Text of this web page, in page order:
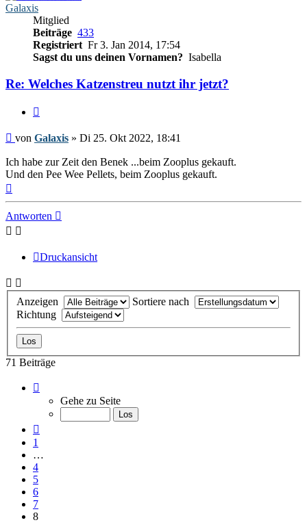
Galaxis
Mitglied
Beiträge 433
Registriert Fr 3. Jan 2014, 17:54
Sagst du uns deinen Vornamen? Isabella
Re: Welches Katzenstreu nutzt ihr jetzt?
Beitrag
von Galaxis » Di 25. Okt 2022, 18:41
Ich habe zur Zeit den Benek ...beim Zooplus gekauft.
Und den Pee Wee Pellets, beim Zooplus gekauft.
Antworten
Druckansicht
Anzeigen
Sortiere nach
Richtung
71 Beiträge
von
Gehe zu Seite
1
…
4
5
6
7
8